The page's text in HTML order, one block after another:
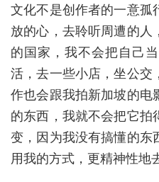
文化不是创作者的一意孤
放的心，去聆听周遭的
的国家，我不会把自己
活，去一些小店，坐公交
作也会跟我拍新加坡的电
的东西，我就不会把它
变，因为我没有搞懂的东
用我的方式，更精神性地